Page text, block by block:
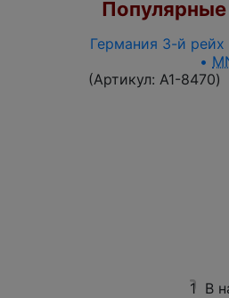
Германия 3-й рейх
•
(Артикул: A1-8470)
1 В